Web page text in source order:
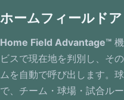
ホームフィールド
Home Field Advantage™
ビスで現在地を判別し、そ
ムを自動で呼び出します。
で、チーム・球場・試合ル